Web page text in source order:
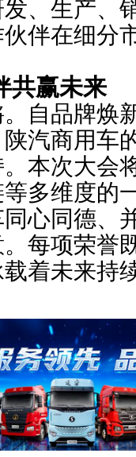
、生产、
伴在细分
共赢未来
自品牌焕
汽商用车
本次大会
多维度的
心同德、
每项荣誉
着未来持